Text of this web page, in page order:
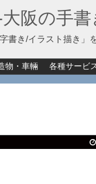
大阪の手
書き/イラスト描き」
物・車輛 各種サービ